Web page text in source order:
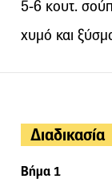
5-6 κουτ.
χυμό και
Διαδικασία
Βήμα 1